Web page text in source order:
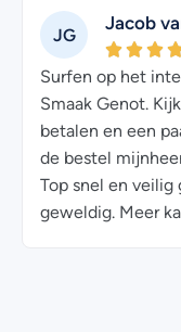
Jacob van
op het internet
Genot. Kijken,
en een paar
bestel mijnheer die
snel en veilig
Meer kan ik